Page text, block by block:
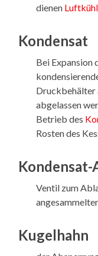
dienen
Kondensat
Bei Expansion
Druckbehälter
abgelassen
Betrieb des
Rosten des
Ventil zum
Kugelhahn